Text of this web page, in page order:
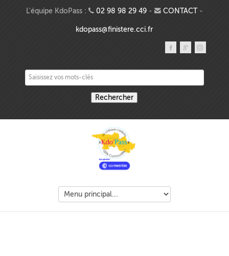
Aller au contenu principal
L'équipe KdoPass : 02 98 98 29 49- CONTACT-
kdopass@finistere.cci.fr
Saisissez vos mots-clés